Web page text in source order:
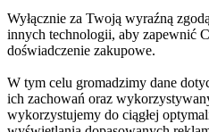
Wyłącznie za Twoją wyraźną
innych technologii, aby zapewnić
doświadczenie zakupowe.
W tym celu gromadzimy dane
ich zachowań oraz
wykorzystujemy do ciągłej